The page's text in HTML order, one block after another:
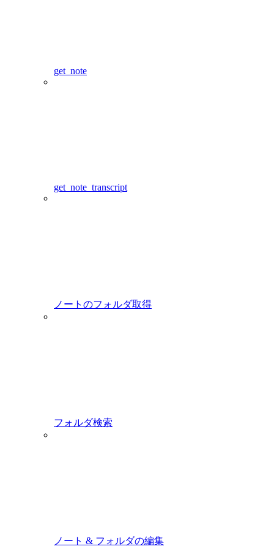
get_note
get_note_transcript
ノートのフォルダ取得
フォルダ検索
ノート & フォルダの編集